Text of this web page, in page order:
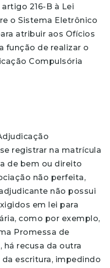
216-B à Lei
o Sistema Eletrônico
atribuir aos Ofícios
função de realizar o
Compulsória
registrar na matrícula
de bem ou direito
não perfeita,
não possui
em lei para
como por exemplo,
Promessa de
há recusa da outra
escritura, impedindo